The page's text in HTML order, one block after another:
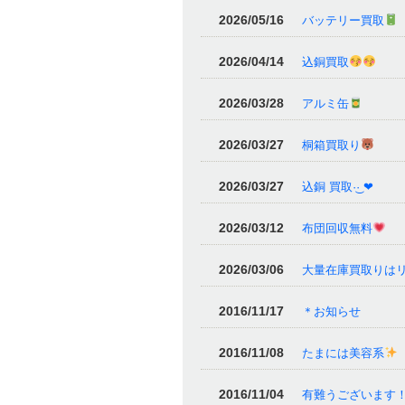
2026/05/16 バッテリー買取
2026/04/14 込銅買取
2026/03/28 アルミ缶
2026/03/27 桐箱買取り
2026/03/27 込銅 買取‪·͜· ❤︎‬
2026/03/12 布団回収無料
2026/03/06 大量在庫買取りは
2016/11/17 ＊お知らせ
2016/11/08 たまには美容系
2016/11/04 有難うございます